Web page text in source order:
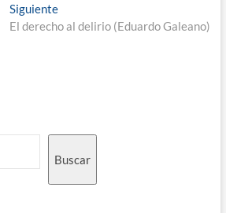
Siguiente
El derecho al delirio (Eduardo Galeano)
Buscar